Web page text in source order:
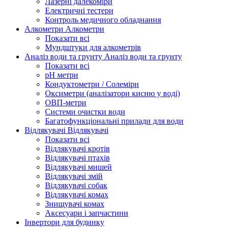
Електричні тестери
Контроль медичного обладнання
Алкометри Алкометри
Показати всі
Мундштуки для алкометрів
Аналіз води та грунту Аналіз води та грунту
Показати всі
рН метри
Кондуктометри / Солеміри
Оксиметри (аналізатори кисню у воді)
ОВП-метри
Системи очистки води
Багатофункціональні прилади для води
Відлякувачі Відлякувачі
Показати всі
Відлякувачі кротів
Відлякувачі птахів
Відлякувачі мишей
Відлякувачі змій
Відлякувачі собак
Відлякувачі комах
Знищувачі комах
Аксесуари і запчастини
Інвертори для будинку